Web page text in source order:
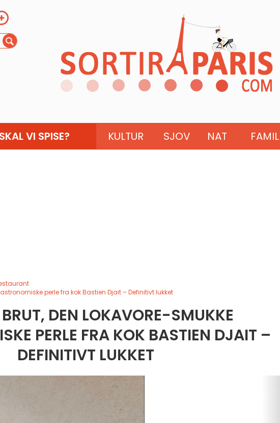
VI SPISE? KULTUR SJOV NAT
perle fra kok Bastien Djait – Definitivt lukket
DEN LOKAVORE-SMUKKE
PERLE FRA KOK BASTIEN DJAIT –
DEFINITIVT LUKKET